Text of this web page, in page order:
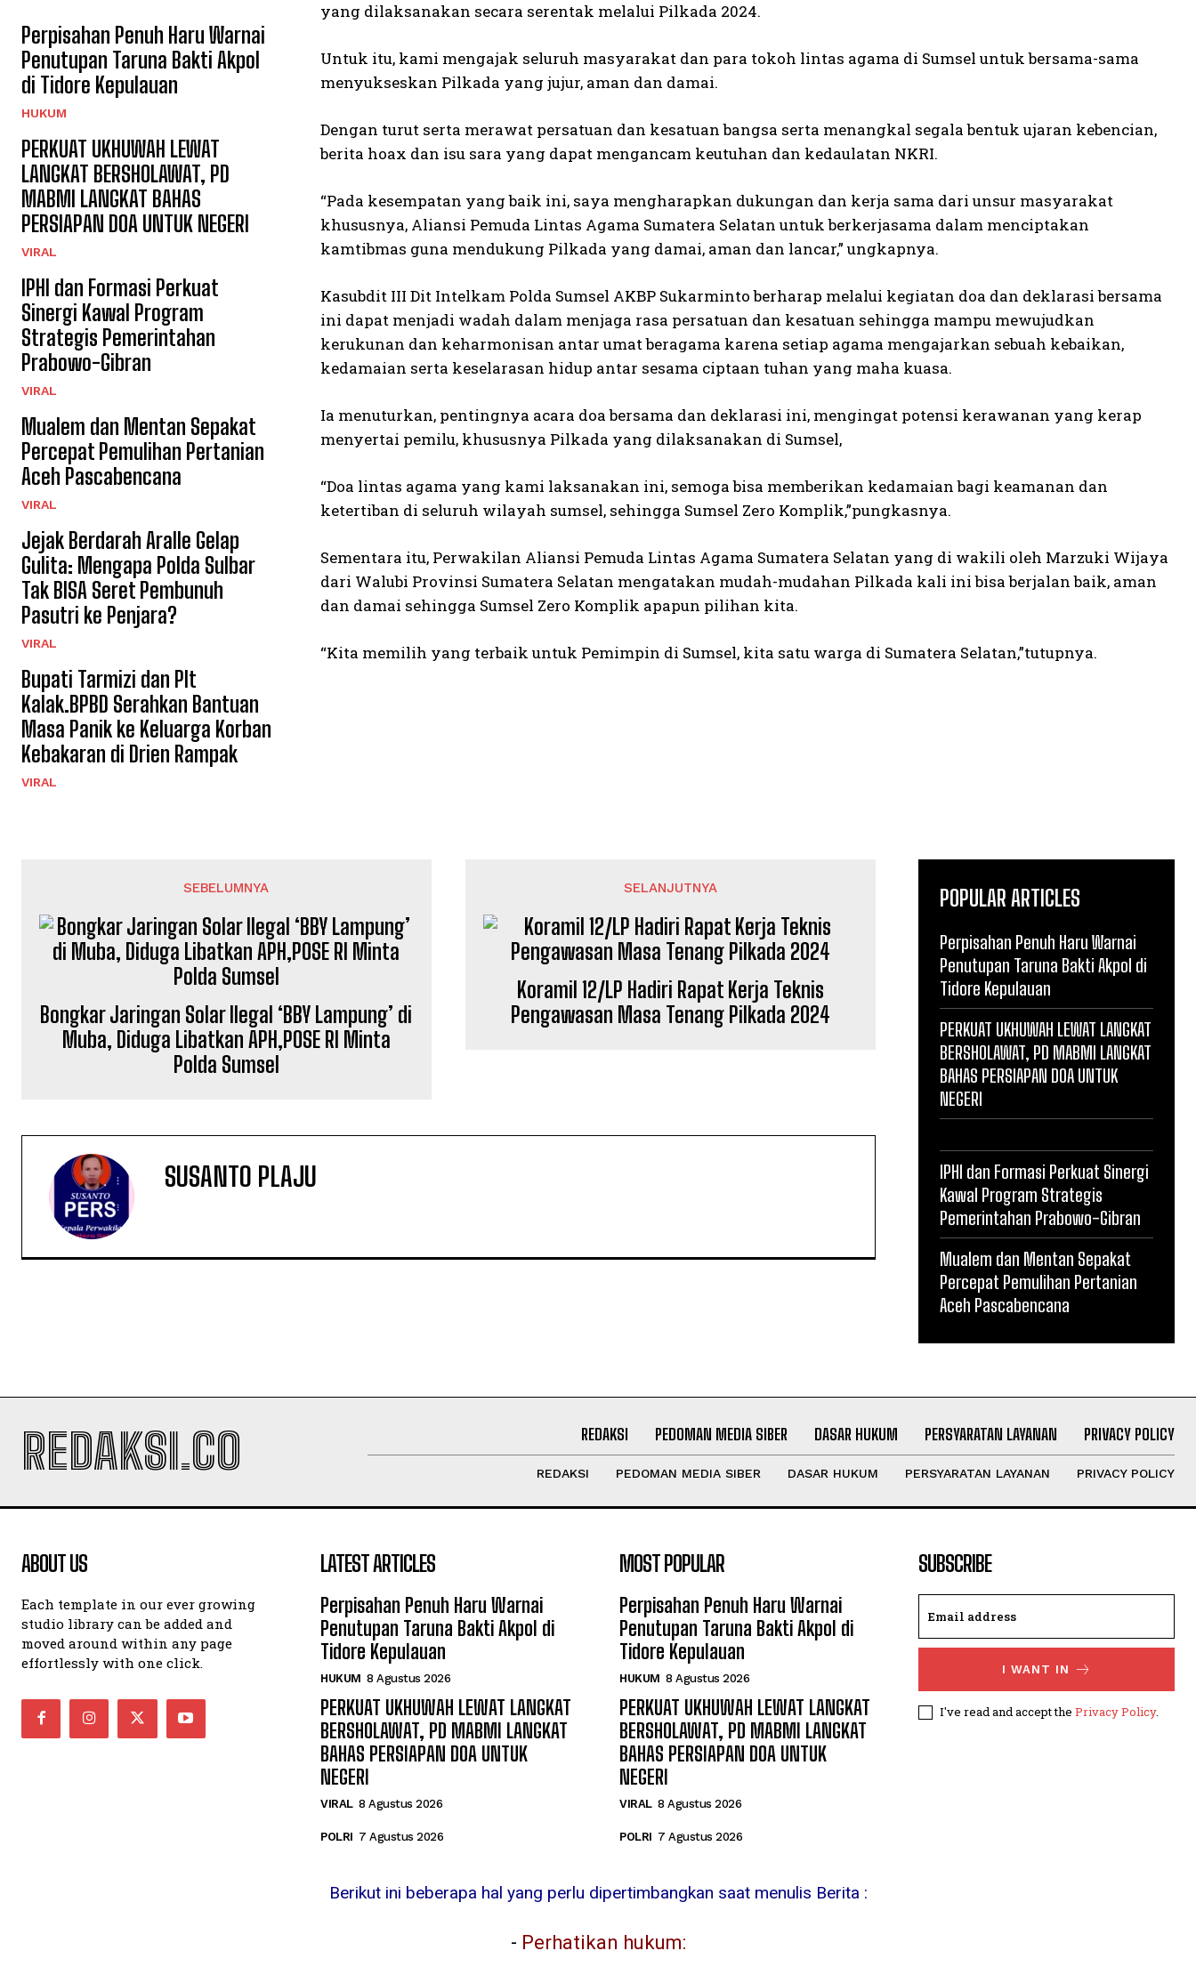
Perpisahan Penuh Haru Warnai
Penutupan Taruna Bakti Akpol
di Tidore Kepulauan
HUKUM
PERKUAT UKHUWAH LEWAT
LANGKAT BERSHOLAWAT, PD
MABMI LANGKAT BAHAS
PERSIAPAN DOA UNTUK NEGERI
VIRAL
IPHI dan Formasi Perkuat
Sinergi Kawal Program
Strategis Pemerintahan
Prabowo-Gibran
VIRAL
Mualem dan Mentan Sepakat
Percepat Pemulihan Pertanian
Aceh Pascabencana
VIRAL
Jejak Berdarah Aralle Gelap
Gulita: Mengapa Polda Sulbar
Tak BISA Seret Pembunuh
Pasutri ke Penjara?
VIRAL
Bupati Tarmizi dan Plt
Kalak.BPBD Serahkan Bantuan
Masa Panik ke Keluarga Korban
Kebakaran di Drien Rampak
VIRAL
yang dilaksanakan secara serentak melalui Pilkada 2024.
Untuk itu, kami mengajak seluruh masyarakat dan para tokoh lintas agama di Sumsel untuk bersama-sama
menyukseskan Pilkada yang jujur, aman dan damai.
Dengan turut serta merawat persatuan dan kesatuan bangsa serta menangkal segala bentuk ujaran kebencian,
berita hoax dan isu sara yang dapat mengancam keutuhan dan kedaulatan NKRI.
“Pada kesempatan yang baik ini, saya mengharapkan dukungan dan kerja sama dari unsur masyarakat
khususnya, Aliansi Pemuda Lintas Agama Sumatera Selatan untuk berkerjasama dalam menciptakan
kamtibmas guna mendukung Pilkada yang damai, aman dan lancar,” ungkapnya.
Kasubdit III Dit Intelkam Polda Sumsel AKBP Sukarminto berharap melalui kegiatan doa dan deklarasi bersama
ini dapat menjadi wadah dalam menjaga rasa persatuan dan kesatuan sehingga mampu mewujudkan
kerukunan dan keharmonisan antar umat beragama karena setiap agama mengajarkan sebuah kebaikan,
kedamaian serta keselarasan hidup antar sesama ciptaan tuhan yang maha kuasa.
Ia menuturkan, pentingnya acara doa bersama dan deklarasi ini, mengingat potensi kerawanan yang kerap
menyertai pemilu, khususnya Pilkada yang dilaksanakan di Sumsel,
“Doa lintas agama yang kami laksanakan ini, semoga bisa memberikan kedamaian bagi keamanan dan
ketertiban di seluruh wilayah sumsel, sehingga Sumsel Zero Komplik,”pungkasnya.
Sementara itu, Perwakilan Aliansi Pemuda Lintas Agama Sumatera Selatan yang di wakili oleh Marzuki Wijaya
dari Walubi Provinsi Sumatera Selatan mengatakan mudah-mudahan Pilkada kali ini bisa berjalan baik, aman
dan damai sehingga Sumsel Zero Komplik apapun pilihan kita.
“Kita memilih yang terbaik untuk Pemimpin di Sumsel, kita satu warga di Sumatera Selatan,”tutupnya.
SEBELUMNYA
Bongkar Jaringan Solar Ilegal ‘BBY Lampung’ di
Muba, Diduga Libatkan APH,POSE RI Minta
Polda Sumsel
SELANJUTNYA
Koramil 12/LP Hadiri Rapat Kerja Teknis
Pengawasan Masa Tenang Pilkada 2024
SUSANTO PLAJU
POPULAR ARTICLES
Perpisahan Penuh Haru Warnai
Penutupan Taruna Bakti Akpol di
Tidore Kepulauan
PERKUAT UKHUWAH LEWAT LANGKAT
BERSHOLAWAT, PD MABMI LANGKAT
BAHAS PERSIAPAN DOA UNTUK
NEGERI
IPHI dan Formasi Perkuat Sinergi
Kawal Program Strategis
Pemerintahan Prabowo-Gibran
Mualem dan Mentan Sepakat
Percepat Pemulihan Pertanian
Aceh Pascabencana
REDAKSI.CO REDAKSI PEDOMAN MEDIA SIBER DASAR HUKUM PERSYARATAN LAYANAN PRIVACY POLICY
REDAKSI PEDOMAN MEDIA SIBER DASAR HUKUM PERSYARATAN LAYANAN PRIVACY POLICY
ABOUT US
Each template in our ever growing
studio library can be added and
moved around within any page
effortlessly with one click.
LATEST ARTICLES
Perpisahan Penuh Haru Warnai
Penutupan Taruna Bakti Akpol di
Tidore Kepulauan
HUKUM 8 Agustus 2026
PERKUAT UKHUWAH LEWAT LANGKAT
BERSHOLAWAT, PD MABMI LANGKAT
BAHAS PERSIAPAN DOA UNTUK
NEGERI
VIRAL 8 Agustus 2026
POLRI 7 Agustus 2026
MOST POPULAR
Perpisahan Penuh Haru Warnai
Penutupan Taruna Bakti Akpol di
Tidore Kepulauan
HUKUM 8 Agustus 2026
PERKUAT UKHUWAH LEWAT LANGKAT
BERSHOLAWAT, PD MABMI LANGKAT
BAHAS PERSIAPAN DOA UNTUK
NEGERI
VIRAL 8 Agustus 2026
POLRI 7 Agustus 2026
SUBSCRIBE
I WANT IN
I've read and accept the Privacy Policy.
Berikut ini beberapa hal yang perlu dipertimbangkan saat menulis Berita :
- Perhatikan hukum: